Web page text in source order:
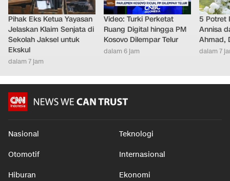
Pihak Eks Ketua Yayasan
Jelaskan Klaim Senjata di
Sekolah Jaksel untuk
Ekskul
dalam 7 jam
Video: Turki Perketat
Ruang Digital hingga PM
Kosovo Dilempar Telur
dalam 6 jam
5 Potret
Annisa
Ahmad,
dalam 7
Nasional Teknologi
Otomotif Internasional
Hiburan Ekonomi